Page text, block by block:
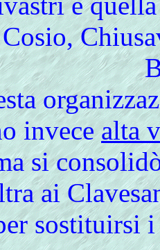
invecealta
si
ai
sostituirsi